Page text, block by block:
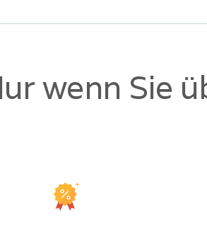
wenn Sie